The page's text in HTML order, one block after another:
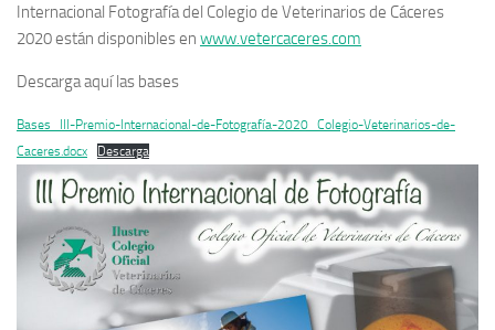
Internacional Fotografía del Colegio de Veterinarios de Cáceres
2020 están disponibles en www.vetercaceres.com
Descarga aquí las bases
Bases_III-Premio-Internacional-de-Fotografía-2020_Colegio-Veterinarios-de-
Caceres.docx
Descarga